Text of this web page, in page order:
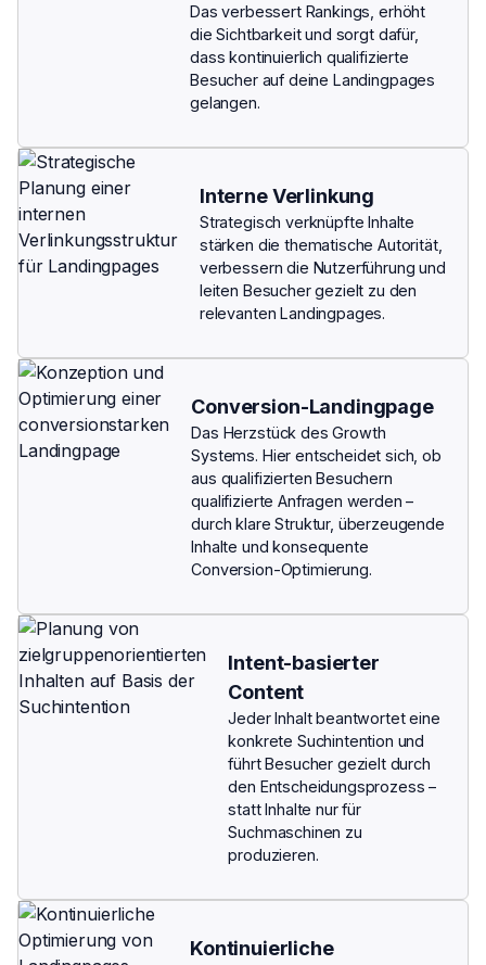
Das verbessert Rankings, erhöht
die Sichtbarkeit und sorgt dafür,
dass kontinuierlich qualifizierte
Besucher auf deine Landingpages
gelangen.
Interne Verlinkung
Strategisch verknüpfte Inhalte
stärken die thematische Autorität,
verbessern die Nutzerführung und
leiten Besucher gezielt zu den
relevanten Landingpages.
Conversion-Landingpage
Das Herzstück des Growth
Systems. Hier entscheidet sich, ob
aus qualifizierten Besuchern
qualifizierte Anfragen werden –
durch klare Struktur, überzeugende
Inhalte und konsequente
Conversion-Optimierung.
Intent-basierter
Content
Jeder Inhalt beantwortet eine
konkrete Suchintention und
führt Besucher gezielt durch
den Entscheidungsprozess –
statt Inhalte nur für
Suchmaschinen zu
produzieren.
Kontinuierliche